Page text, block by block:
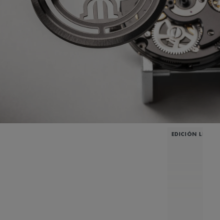
EDICIÓN